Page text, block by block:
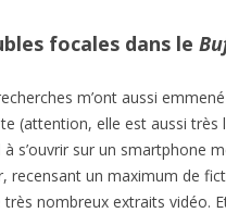
focales dans le
m’ont aussi
(attention, elle est aussi très
s’ouvrir sur un smartphone
recensant un maximum de
très nombreux extraits vidéo.